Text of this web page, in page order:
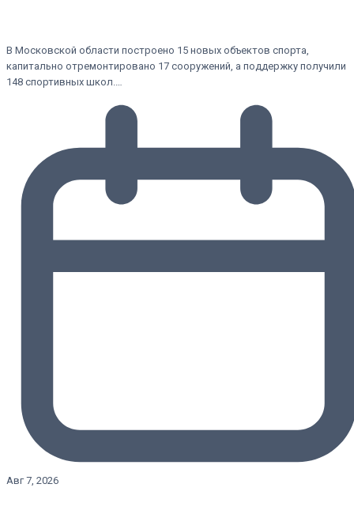
В Московской области построено 15 новых объектов спорта,
капитально отремонтировано 17 сооружений, а поддержку получили
148 спортивных школ.…
Авг 7, 2026